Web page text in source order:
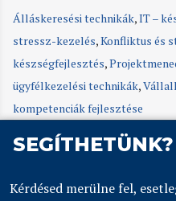
Álláskeresési technikák,IT –
stressz-kezelés,Konfliktus és
készségfejlesztés,
ügyfélkezelési technikák,
kompetenciák fejlesztése
SEGÍTHETÜNK?
Kérdésed merülne fel,